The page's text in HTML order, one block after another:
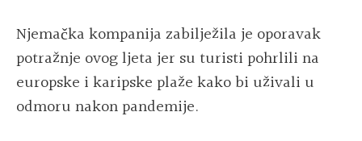
Njemačka kompanija zabilježila je oporavak
potražnje ovog ljeta jer su turisti pohrlili na
europske i karipske plaže kako bi uživali u
odmoru nakon pandemije.